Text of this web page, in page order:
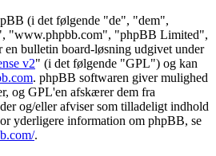
(i det følgende "de", "dem",
"www.phpbb.com", "phpBB Limited",
bulletin board-løsning udgivet under
v2" (i det følgende "GPL") og kan
. phpBB softwaren giver mulighed
og GPL'en afskærer dem fra
og/eller afviser som tilladeligt indhold
yderligere information om phpBB, se
.